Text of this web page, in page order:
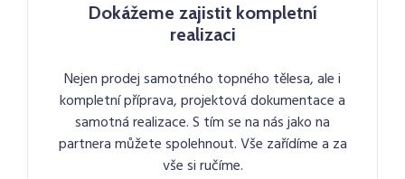
Dokážeme zajistit kompletní
realizaci
Nejen prodej samotného topného tělesa, ale i
kompletní příprava, projektová dokumentace a
samotná realizace. S tím se na nás jako na
partnera můžete spolehnout. Vše zařídíme a za
vše si ručíme.